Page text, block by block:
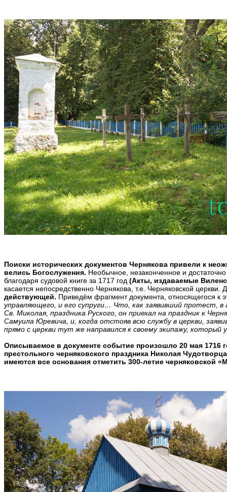
Поиски исторических документов Чернякова привели к
велись Богослужения. Необычное, незаконченное и
благодаря судовой книге за 1717 год (Акты, издаваемые
касается непосредственно Чернякова, т.е. Черняковской церкви.
действующей. Приведём фрагмент документа, относящегося к
управляющего, и его супруги… Что, как заявивший протест,
Св. Миколая, праздника Руского, он приехал на праздник к
Самуила Юревича, и, когда отстояв всю службу в церкви,
прямо с церкви тут же направился к своему экипажу, который
Описываемое в документе событие произошло 20 мая 1716
престольного черняковского праздника Николая
имеются все основания отметить 300-летие черняковской